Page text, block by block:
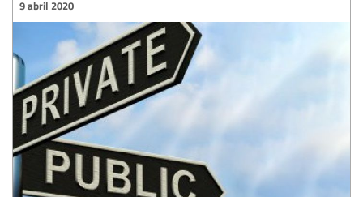
9 abril 2020